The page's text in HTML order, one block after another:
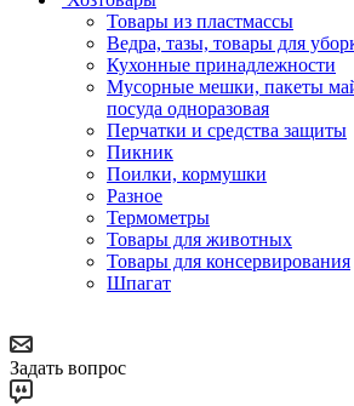
Товары из пластмассы
Ведра, тазы, товары для
Кухонные принадлежности
Мусорные мешки, пакеты
посуда одноразовая
Перчатки и средства защиты
Пикник
Поилки, кормушки
Разное
Термометры
Товары для животных
Товары для консервирования
Шпагат
Задать вопрос